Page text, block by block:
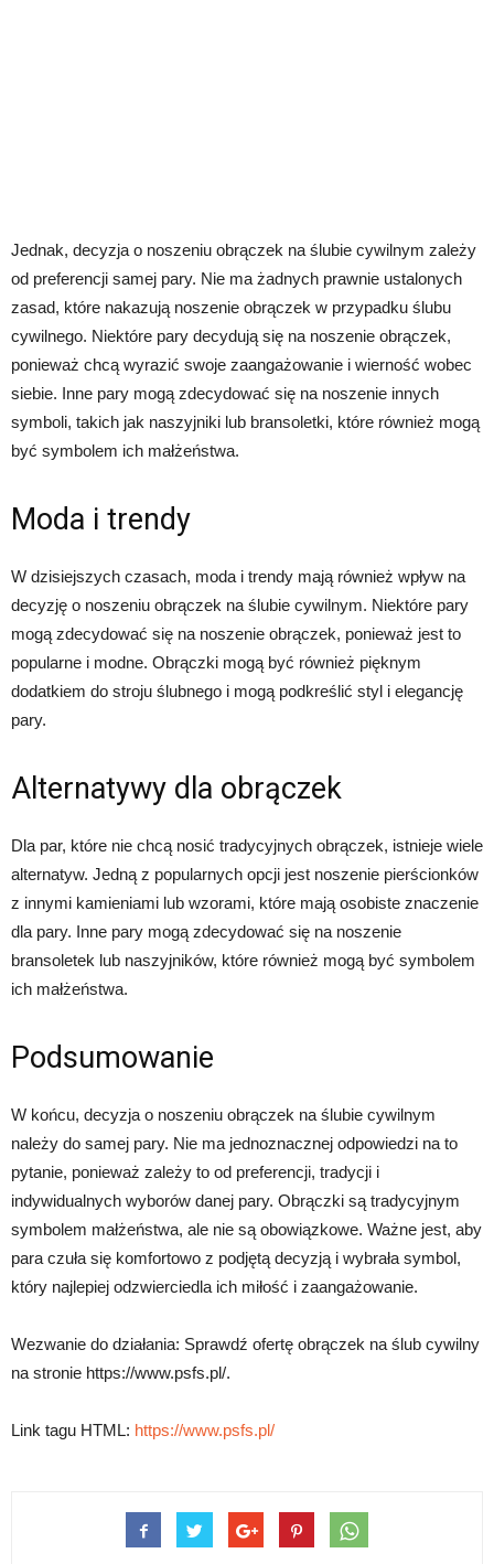
Jednak, decyzja o noszeniu obrączek na ślubie cywilnym zależy
od preferencji samej pary. Nie ma żadnych prawnie ustalonych
zasad, które nakazują noszenie obrączek w przypadku ślubu
cywilnego. Niektóre pary decydują się na noszenie obrączek,
ponieważ chcą wyrazić swoje zaangażowanie i wierność wobec
siebie. Inne pary mogą zdecydować się na noszenie innych
symboli, takich jak naszyjniki lub bransoletki, które również mogą
być symbolem ich małżeństwa.
Moda i trendy
W dzisiejszych czasach, moda i trendy mają również wpływ na
decyzję o noszeniu obrączek na ślubie cywilnym. Niektóre pary
mogą zdecydować się na noszenie obrączek, ponieważ jest to
popularne i modne. Obrączki mogą być również pięknym
dodatkiem do stroju ślubnego i mogą podkreślić styl i elegancję
pary.
Alternatywy dla obrączek
Dla par, które nie chcą nosić tradycyjnych obrączek, istnieje wiele
alternatyw. Jedną z popularnych opcji jest noszenie pierścionków
z innymi kamieniami lub wzorami, które mają osobiste znaczenie
dla pary. Inne pary mogą zdecydować się na noszenie
bransoletek lub naszyjników, które również mogą być symbolem
ich małżeństwa.
Podsumowanie
W końcu, decyzja o noszeniu obrączek na ślubie cywilnym
należy do samej pary. Nie ma jednoznacznej odpowiedzi na to
pytanie, ponieważ zależy to od preferencji, tradycji i
indywidualnych wyborów danej pary. Obrączki są tradycyjnym
symbolem małżeństwa, ale nie są obowiązkowe. Ważne jest, aby
para czuła się komfortowo z podjętą decyzją i wybrała symbol,
który najlepiej odzwierciedla ich miłość i zaangażowanie.
Wezwanie do działania: Sprawdź ofertę obrączek na ślub cywilny
na stronie https://www.psfs.pl/.
Link tagu HTML: https://www.psfs.pl/